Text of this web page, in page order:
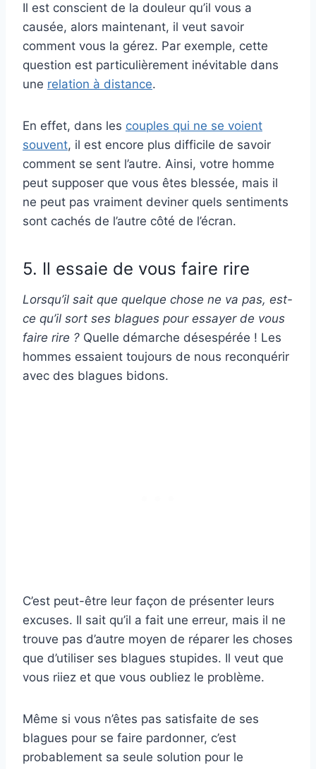
Il est conscient de la douleur qu’il vous a
causée, alors maintenant, il veut savoir
comment vous la gérez. Par exemple, cette
question est particulièrement inévitable dans
une relation à distance.
En effet, dans les couples qui ne se voient
souvent, il est encore plus difficile de savoir
comment se sent l’autre. Ainsi, votre homme
peut supposer que vous êtes blessée, mais il
ne peut pas vraiment deviner quels sentiments
sont cachés de l’autre côté de l’écran.
5. Il essaie de vous faire rire
Lorsqu’il sait que quelque chose ne va pas, est-
ce qu’il sort ses blagues pour essayer de vous
faire rire ? Quelle démarche désespérée ! Les
hommes essaient toujours de nous reconquérir
avec des blagues bidons.
C’est peut-être leur façon de présenter leurs
excuses. Il sait qu’il a fait une erreur, mais il ne
trouve pas d’autre moyen de réparer les choses
que d’utiliser ses blagues stupides. Il veut que
vous riiez et que vous oubliez le problème.
Même si vous n’êtes pas satisfaite de ses
blagues pour se faire pardonner, c’est
probablement sa seule solution pour le